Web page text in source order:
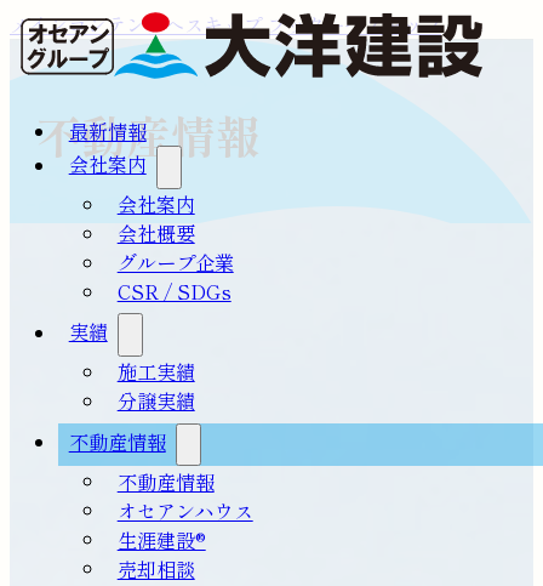
メインコンテンツへスキップフッターへスキップ
最新情報
会社案内
会社案内
会社概要
グループ企業
CSR / SDGs
実績
施工実績
分譲実績
不動産情報
不動産情報
オセアンハウス
生涯建設®
売却相談
不動産情報